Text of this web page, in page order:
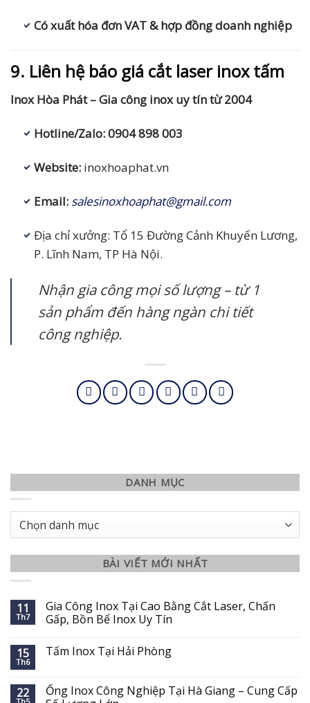
Có xuất hóa đơn VAT & hợp đồng doanh nghiệp
9. Liên hệ báo giá cắt laser inox tấm
Inox Hòa Phát – Gia công inox uy tín từ 2004
Hotline/Zalo: 0904 898 003
Website:inoxhoaphat.vn
Email: salesinoxhoaphat@gmail.com
Địa chỉ xưởng: Tổ 15 Đường Cảnh Khuyến Lương,
P. Lĩnh Nam, TP Hà Nội.
Nhận gia công mọi số lượng – từ 1
sản phẩm đến hàng ngàn chi tiết
công nghiệp.
DANH MỤC
Danh
mục
BÀI VIẾT MỚI NHẤT
11
Th7
Gia Công Inox Tại Cao Bằng Cắt Laser, Chấn
Gấp, Bồn Bể Inox Uy Tín
15
Th6
Tấm Inox Tại Hải Phòng
22
Ống Inox Công Nghiệp Tại Hà Giang – Cung Cấp